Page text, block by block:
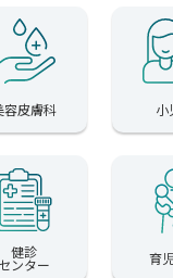
容皮膚科 小
健診
センター 育